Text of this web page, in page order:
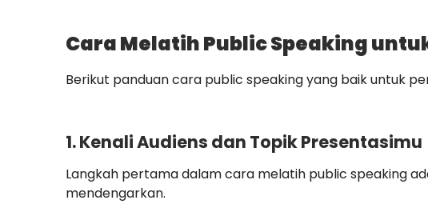
Cara Melatih Public Speaking
Berikut panduan cara public speaking yang baik untuk
1. Kenali Audiens dan Topik Presentasimu
Langkah pertama dalam cara melatih public speaking
mendengarkan.